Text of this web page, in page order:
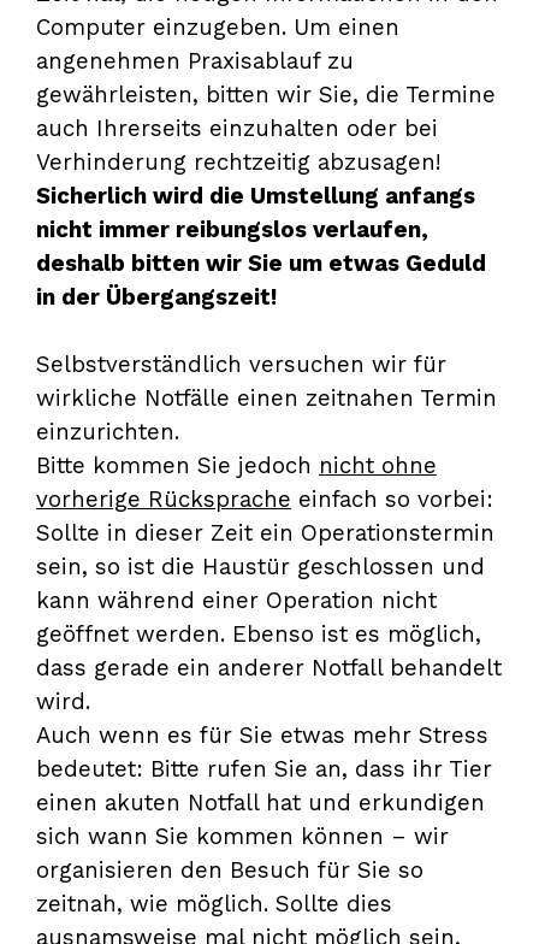
Computer einzugeben. Um einen
angenehmen Praxisablauf zu
gewährleisten, bitten wir Sie, die Termine
auch Ihrerseits einzuhalten oder bei
Verhinderung rechtzeitig abzusagen!
Sicherlich wird die Umstellung anfangs
nicht immer reibungslos verlaufen,
deshalb bitten wir Sie um etwas Geduld
in der Übergangszeit!
Selbstverständlich versuchen wir für
wirkliche Notfälle einen zeitnahen Termin
einzurichten.
Bitte kommen Sie jedoch nicht ohne
vorherige Rücksprache einfach so vorbei:
Sollte in dieser Zeit ein Operationstermin
sein, so ist die Haustür geschlossen und
kann während einer Operation nicht
geöffnet werden. Ebenso ist es möglich,
dass gerade ein anderer Notfall behandelt
wird.
Auch wenn es für Sie etwas mehr Stress
bedeutet: Bitte rufen Sie an, dass ihr Tier
einen akuten Notfall hat und erkundigen
sich wann Sie kommen können – wir
organisieren den Besuch für Sie so
zeitnah, wie möglich. Sollte dies
ausnamsweise mal nicht möglich sein,